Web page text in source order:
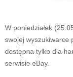
W poniedziałek
swojej wyszukiwarce
dostępna tylko dla
serwisie eBay.